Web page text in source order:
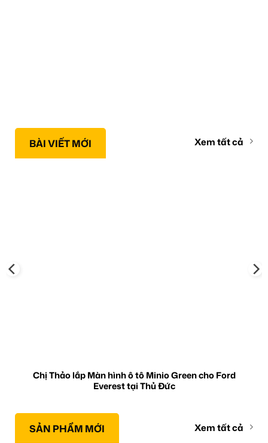
BÀI VIẾT MỚI Xem tất cả
Chị Thảo lắp Màn hình ô tô Minio Green cho Ford
Everest tại Thủ Đức
SẢN PHẨM MỚI Xem tất cả